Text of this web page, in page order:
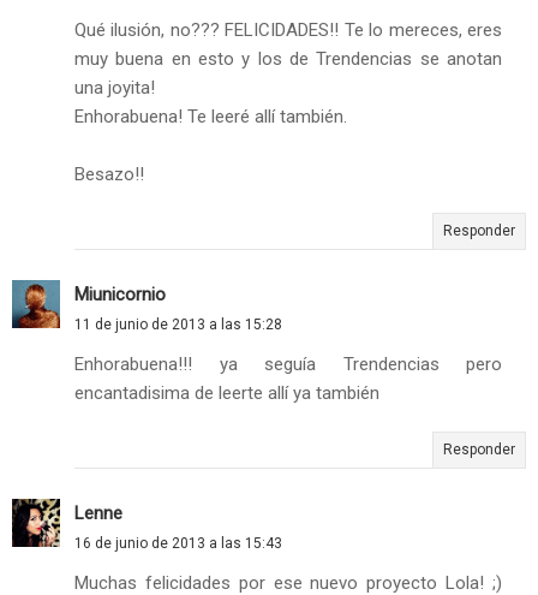
Qué ilusión, no??? FELICIDADES!! Te lo mereces, eres
muy buena en esto y los de Trendencias se anotan
una joyita!
Enhorabuena! Te leeré allí también.
Besazo!!
Responder
Miunicornio
11 de junio de 2013 a las 15:28
Enhorabuena!!! ya seguía Trendencias pero
encantadisima de leerte allí ya también
Responder
Lenne
16 de junio de 2013 a las 15:43
Muchas felicidades por ese nuevo proyecto Lola! ;)